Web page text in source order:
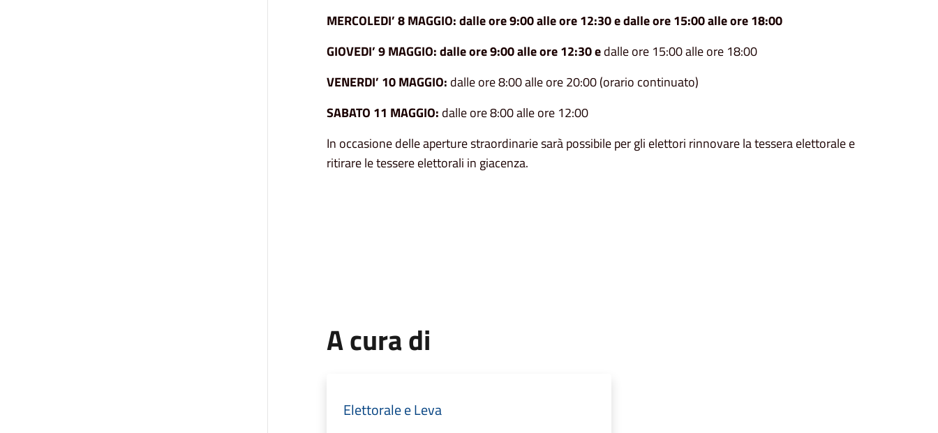
MERCOLEDI’ 8 MAGGIO:dalle ore 9:00 alle ore 12:30 e dalle ore 15:00 alle ore 18:00
GIOVEDI’ 9 MAGGIO:dalle ore9:00 alle ore12:30 edalle ore 15:00 alle ore 18:00
VENERDI’ 10MAGGIO: dalle ore 8:00 alle ore 20:00(orario continuato)
SABATO 11 MAGGIO: dalle ore 8:00 alle ore 12:00
In occasione delle aperture straordinarie sarà possibile per gli elettori rinnovare la tessera elettorale e
ritirare le tessere elettorali in giacenza.
A cura di
Elettorale e Leva